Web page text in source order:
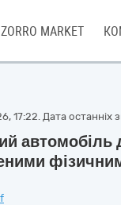
MARKET
Дата останніх
автомобіль